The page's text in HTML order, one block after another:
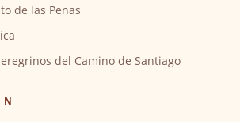
de las Penas
del Camino de Santiago